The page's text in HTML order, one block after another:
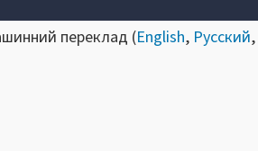
переклад (English, Русский,